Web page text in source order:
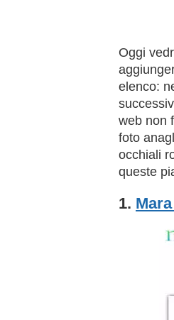
Oggi
elenco:
web non
foto
occhiali
queste
1.